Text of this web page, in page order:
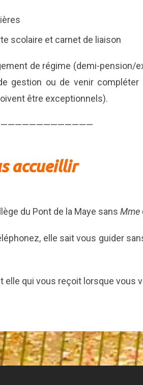
scolaire et carnet de liaison
de régime (demi-pension/
gestion ou de venir
être exceptionnels).
accueillir
du Pont de la Maye sans Mme
elle sait vous guider
elle qui vous reçoit lorsque vous